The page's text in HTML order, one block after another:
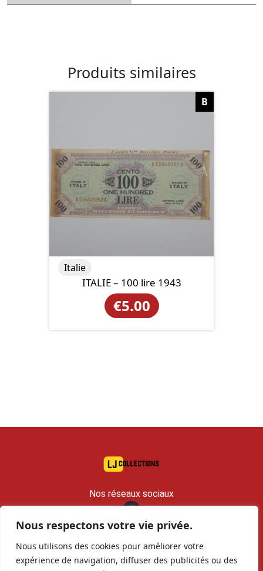
Nous respectons votre vie privée.
Nous utilisons des cookies pour améliorer votre
expérience de navigation, diffuser des publicités ou des
Produits similaires
B
ITALIE – 100 lire 1943
€5.00
Italie
Nos réseaux sociaux
contact@lj-collections.com
RCS 979 374 147 Romans